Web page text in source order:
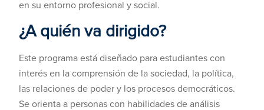
en su entorno profesional y social.
¿A quién va dirigido?
Este programa está diseñado para estudiantes con
interés en la comprensión de la sociedad, la política,
las relaciones de poder y los procesos democráticos.
Se orienta a personas con habilidades de análisis